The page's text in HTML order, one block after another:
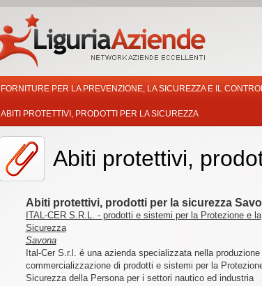
FORNITURE PER LA PREVENZIONE, LA SICUREZZA E IL
ABITI PROTETTIVI, PRODOTTI PER LA SICUREZZA
Abiti protettivi,
Abiti protettivi, prodotti per la sicurezza
ITAL-CER S.R.L. - prodotti e sistemi per la Protezione e la
Sicurezza
Savona
Ital-Cer S.r.l. é una azienda specializzata nella produzione
commercializzazione di prodotti e sistemi per la
Sicurezza della Persona per i settori nautico ed industria